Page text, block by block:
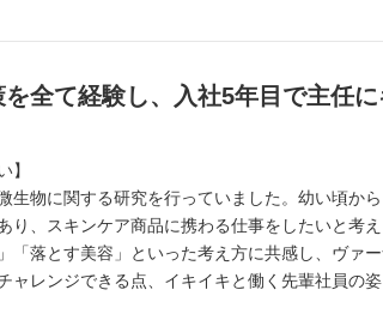
全て経験し、入社5年目で主任
】
生物に関する研究を行っていました。幼い頃か
り、スキンケア商品に携わる仕事をしたいと考
「落とす美容」といった考え方に共感し、ヴァ
ャレンジできる点、イキイキと働く先輩社員の